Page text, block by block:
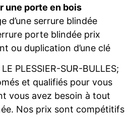
une porte en bois
d’une serrure blindée
porte blindée prix
ou duplication d’une clé
PLESSIER-SUR-BULLES;
et qualifiés pour vous
vous avez besoin à tout
Nos prix sont compétitifs